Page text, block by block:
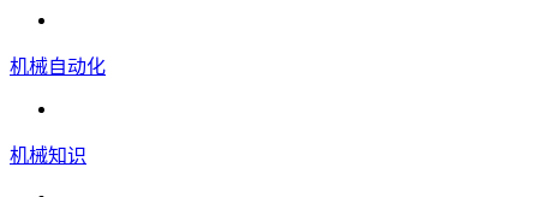
机械自动化
机械知识